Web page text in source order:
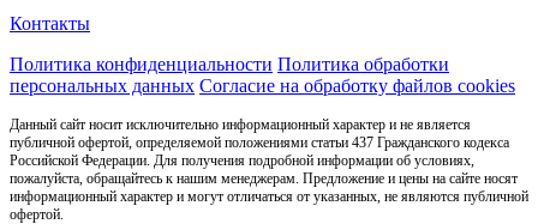
Контакты
Политика конфиденциальности Политика обработки
персональных данных Согласие на обработку файлов cookies
Данный сайт носит исключительно информационный характер и не является
публичной офертой, определяемой положениями статьи 437 Гражданского кодекса
Российской Федерации. Для получения подробной информации об условиях,
пожалуйста, обращайтесь к нашим менеджерам. Предложение и цены на сайте носят
информационный характер и могут отличаться от указанных, не являются публичной
офертой.